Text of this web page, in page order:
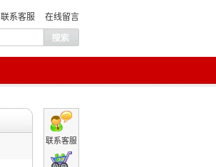
联系客服 在线留言
联系客服